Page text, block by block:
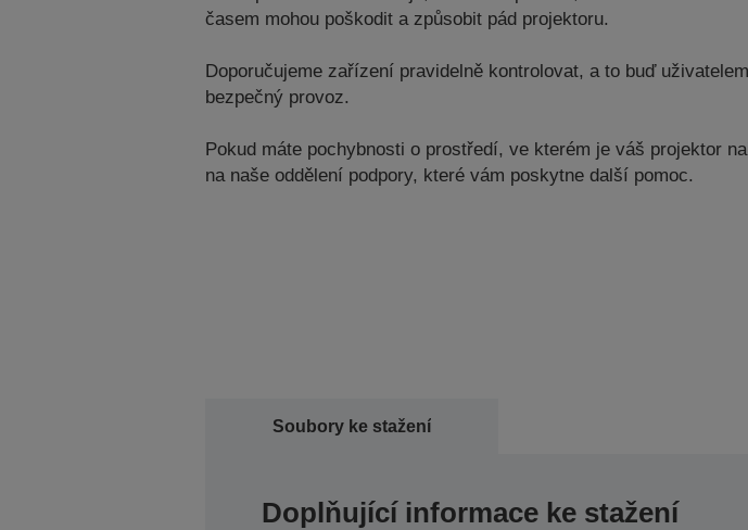
časem mohou poškodit a způsobit pád projektoru.
Doporučujeme zařízení pravidelně kontrolovat, a to buď
bezpečný provoz.
Pokud máte pochybnosti o prostředí, ve kterém je váš projektor
na naše oddělení podpory, které vám poskytne další pomoc.
Soubory ke stažení
Doplňující informace ke stažení